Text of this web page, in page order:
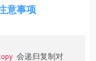
意事项
会递归复制对